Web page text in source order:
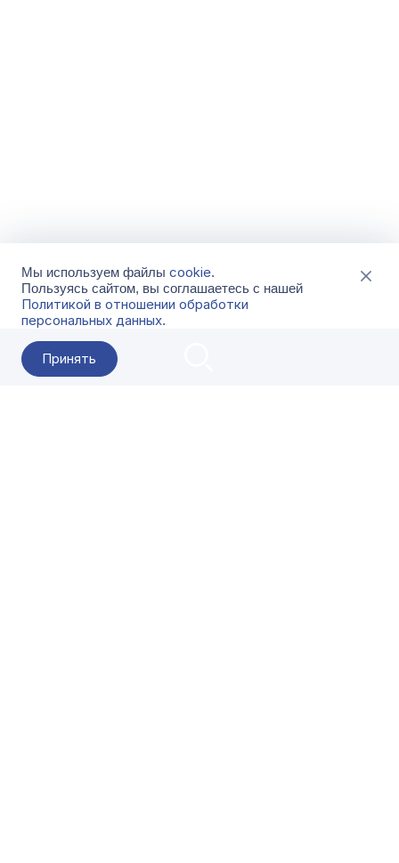
Мы используем файлы cookie.
Пользуясь сайтом, вы соглашаетесь с нашей
Политикой в отношении обработки
персональных данных.
Принять